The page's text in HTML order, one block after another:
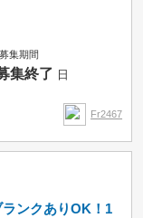
募集期間
集終了 日
Fr2467
ンクありOK！1